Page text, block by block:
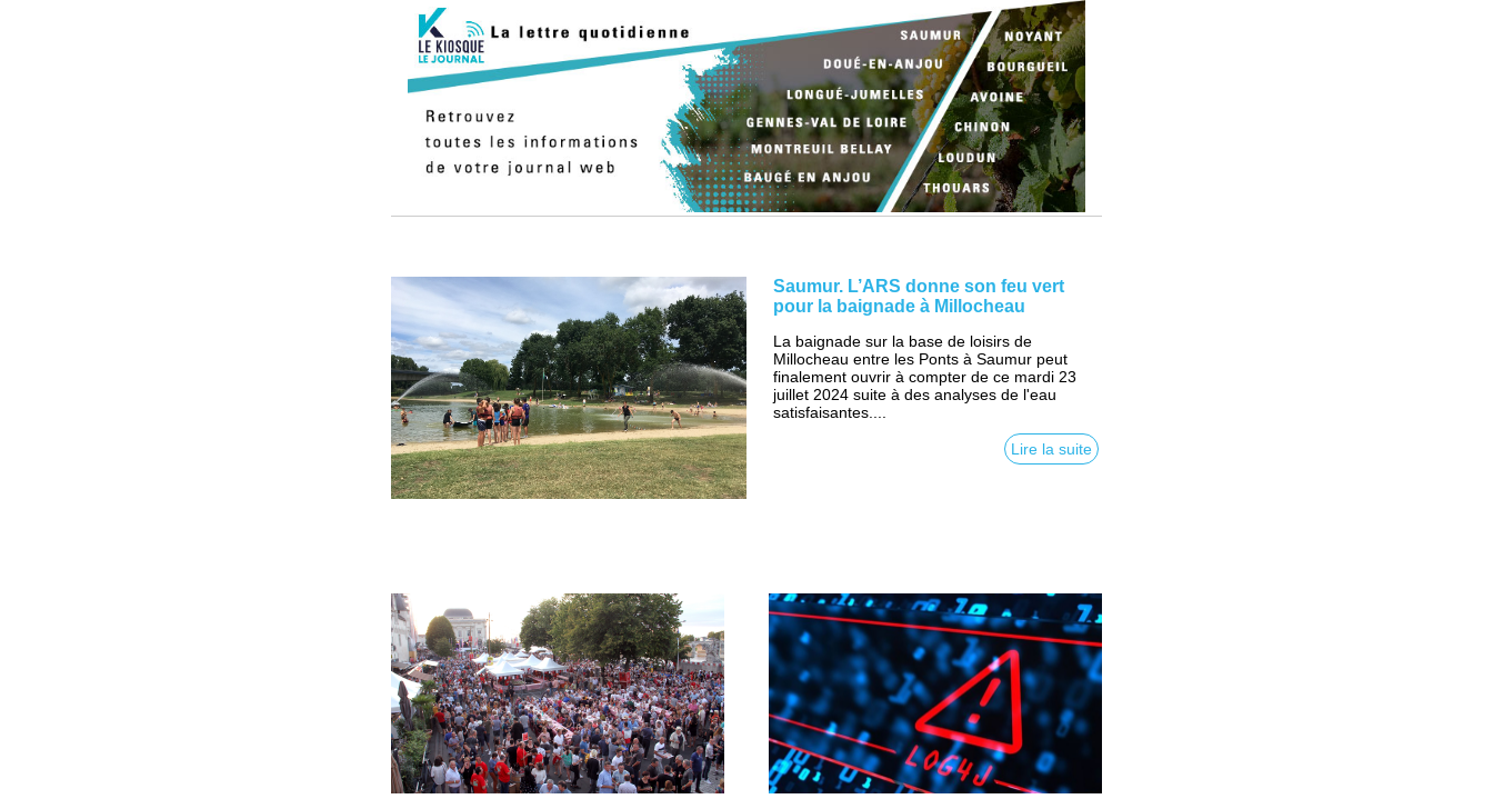
Saumur. L’ARS donne son feu vert
pour la baignade à Millocheau
La baignade sur la base de loisirs de
Millocheau entre les Ponts à Saumur peut
finalement ouvrir à compter de ce mardi 23
juillet 2024 suite à des analyses de l'eau
satisfaisantes....
Lire la suite